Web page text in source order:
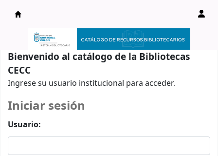
Catálogo en línea
Bienvenido al catálogo de la Bibliotecas
CECC
Ingrese su usuario institucional para acceder.
Iniciar sesión
Usuario: